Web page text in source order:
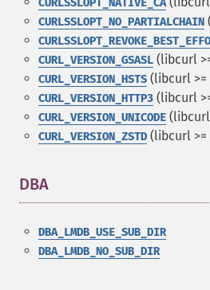
CURLSSLOPT_NATIVE_CA
CURLSSLOPT_NO_PARTIALCHAIN
CURL_VERSION_GSASL (libcurl
CURL_VERSION_HSTS (libcurl >=
CURL_VERSION_HTTP3 (libcurl
CURL_VERSION_UNICODE (libcurl
CURL_VERSION_ZSTD (libcurl >=
DBA
DBA_LMDB_USE_SUB_DIR
DBA_LMDB_NO_SUB_DIR